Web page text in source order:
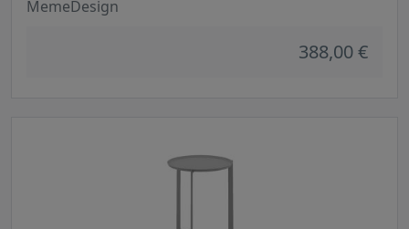
MemeDesign
388,00 €